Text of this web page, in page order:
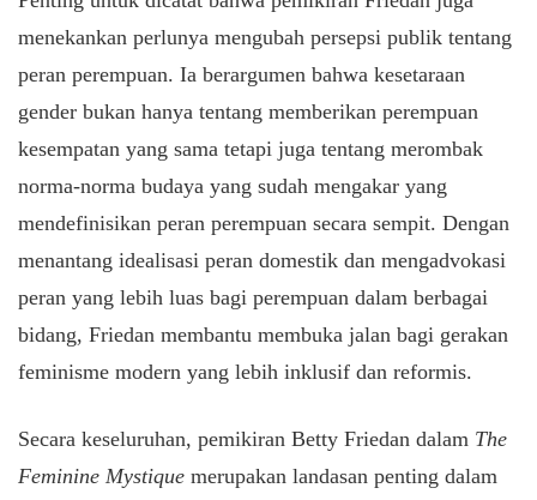
menekankan perlunya mengubah persepsi publik tentang
peran perempuan. Ia berargumen bahwa kesetaraan
gender bukan hanya tentang memberikan perempuan
kesempatan yang sama tetapi juga tentang merombak
norma-norma budaya yang sudah mengakar yang
mendefinisikan peran perempuan secara sempit. Dengan
menantang idealisasi peran domestik dan mengadvokasi
peran yang lebih luas bagi perempuan dalam berbagai
bidang, Friedan membantu membuka jalan bagi gerakan
feminisme modern yang lebih inklusif dan reformis.
Secara keseluruhan, pemikiran Betty Friedan dalam The
Feminine Mystique merupakan landasan penting dalam